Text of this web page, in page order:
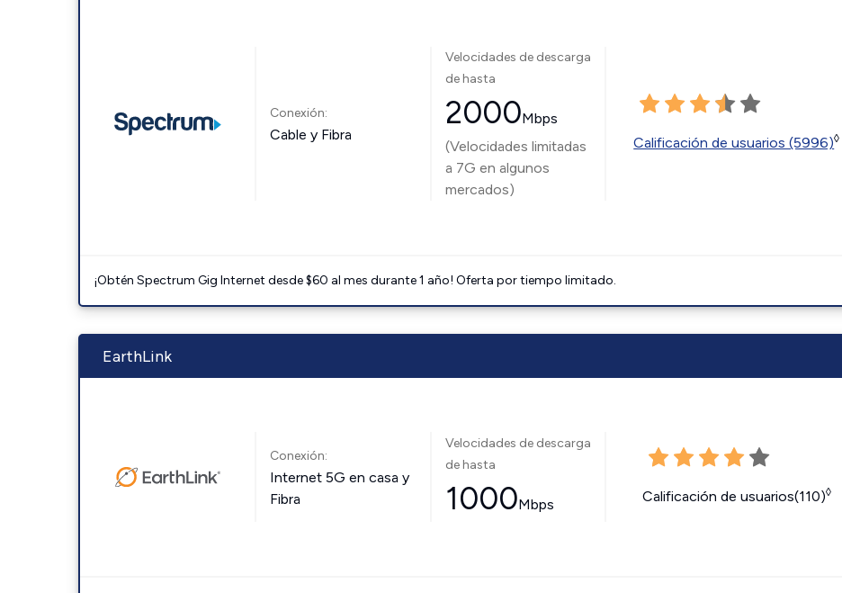
Conexión:
Cable y Fibra
Velocidades de descarga
de hasta
2000Mbps
(Velocidades limitadas
a 7G en algunos
mercados)
Calificación de usuarios (5996)◊
¡Obtén Spectrum Gig Internet desde $60 al mes durante 1 año! Oferta por tiempo limitado.
EarthLink
Conexión:
Internet 5G en casa y
Fibra
Velocidades de descarga
de hasta
1000Mbps Calificación de usuarios(110)◊